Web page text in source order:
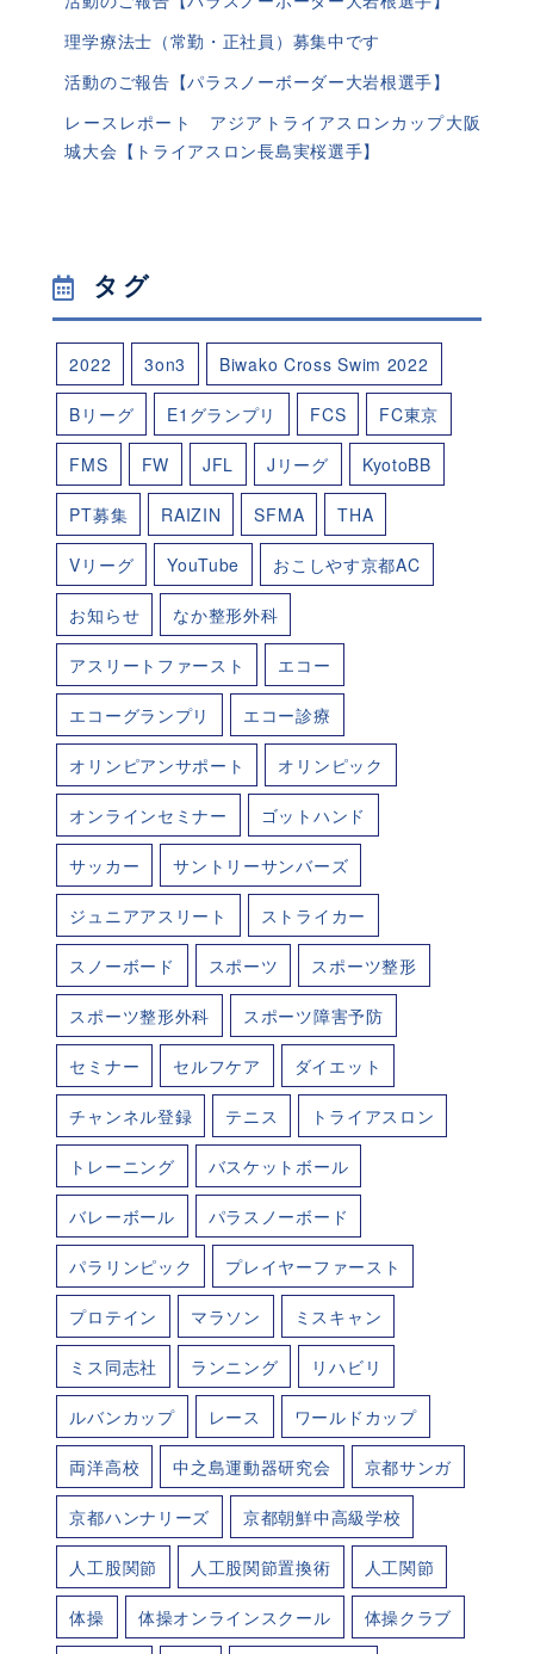
理学療法士（常勤・正社員）募集中です
活動のご報告【パラスノーボーダー大岩根選手】
レースレポート アジアトライアスロンカップ大阪
城大会【トライアスロン長島実桜選手】
タグ
2022 3on3 Biwako Cross Swim 2022
Bリーグ E1グランプリ FCS FC東京
FMS FW JFL Jリーグ KyotoBB
PT募集 RAIZIN SFMA THA
Vリーグ YouTube おこしやす京都AC
お知らせ なか整形外科
アスリートファースト エコー
エコーグランプリ エコー診療
オリンピアンサポート オリンピック
オンラインセミナー ゴットハンド
サッカー サントリーサンバーズ
ジュニアアスリート ストライカー
スノーボード スポーツ スポーツ整形
スポーツ整形外科 スポーツ障害予防
セミナー セルフケア ダイエット
チャンネル登録 テニス トライアスロン
トレーニング バスケットボール
バレーボール パラスノーボード
パラリンピック プレイヤーファースト
プロテイン マラソン ミスキャン
ミス同志社 ランニング リハビリ
ルバンカップ レース ワールドカップ
両洋高校 中之島運動器研究会 京都サンガ
京都ハンナリーズ 京都朝鮮中高級学校
人工股関節 人工股関節置換術 人工関節
体操 体操オンラインスクール 体操クラブ